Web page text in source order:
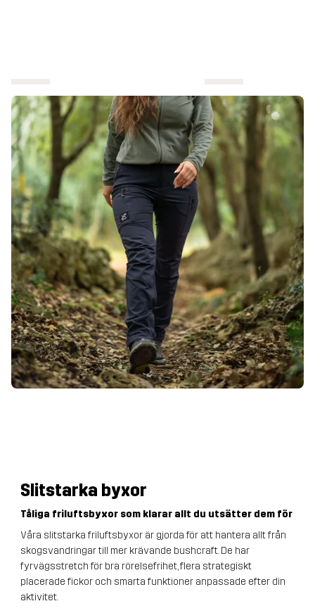
Slitstarka byxor
Tåliga friluftsbyxor som klarar allt du utsätter dem för
Våra slitstarka friluftsbyxor är gjorda för att hantera allt från
skogsvandringar till mer krävande bushcraft. De har
fyrvägsstretch för bra rörelsefrihet, flera strategiskt
placerade fickor och smarta funktioner anpassade efter din
aktivitet.